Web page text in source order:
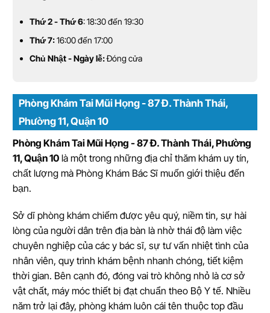
Thứ 2 - Thứ 6: 18:30 đến 19:30
Thứ 7:16:00 đến 17:00
Chủ Nhật - Ngày lễ:Đóng cửa
Phòng Khám Tai Mũi Họng - 87 Đ. Thành Thái,
Phường 11, Quận 10
Phòng Khám Tai Mũi Họng - 87 Đ. Thành Thái, Phường
11, Quận 10 là một trong những địa chỉ thăm khám uy tín,
chất lượng mà Phòng Khám Bác Sĩ muốn giới thiệu đến
bạn.
Sở dĩ phòng khám chiếm được yêu quý, niềm tin, sự hài
lòng của người dân trên địa bàn là nhờ thái độ làm việc
chuyên nghiệp của các y bác sĩ, sự tư vấn nhiệt tình của
nhân viên, quy trình khám bệnh nhanh chóng, tiết kiệm
thời gian. Bên cạnh đó, đóng vai trò không nhỏ là cơ sở
vật chất, máy móc thiết bị đạt chuẩn theo Bộ Y tế. Nhiều
năm trở lại đây, phòng khám luôn cái tên thuộc top đầu